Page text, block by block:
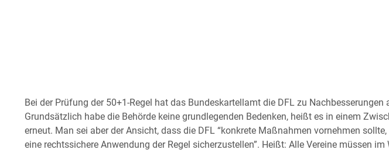
Bei der Prüfung der 50+1-Regel hat das Bundeskartellamt die DFL zu Nachbesserungen
Grundsätzlich habe die Behörde keine grundlegenden Bedenken, heißt es in einem
erneut. Man sei aber der Ansicht, dass die DFL “konkrete Maßnahmen vornehmen
eine rechtssichere Anwendung der Regel sicherzustellen”. Heißt: Alle Vereine müssen im